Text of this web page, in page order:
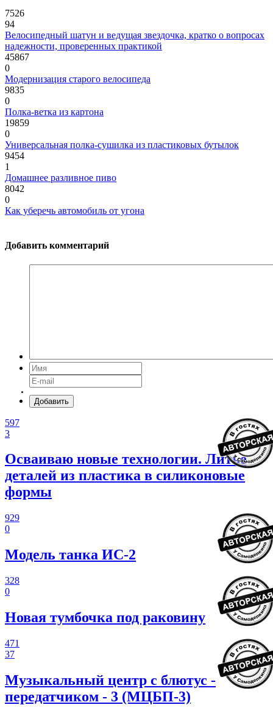
7526
94
Велосипедный шатун и ведущая звездочка, кратко о вопросах
надежности, проверенных практикой
45867
0
Модернизация старого велосипеда
9835
0
Полка-ветка из картона
19859
0
Универсальная полка-сушилка из пластиковых бутылок
9454
1
Домашнее разливное пиво
8042
0
Как уберечь автомобиль от угона
Добавить комментарий
Добавить
597
3
Осваиваю новые технологии. Литье
деталей из пластика в силиконовые
формы
929
0
Модель танка ИС-2
328
0
Новая тумбочка под раковину
471
37
Музыкальный центр с блютус -
передатчиком - 3 (МЦБП-3)